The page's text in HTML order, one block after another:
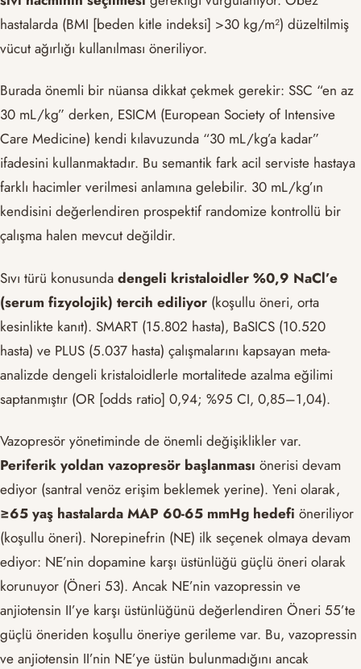
hastalarda (BMI [beden kitle indeksi] >30 kg/m²) düzeltilmiş
vücut ağırlığı kullanılması öneriliyor.
Burada önemli bir nüansa dikkat çekmek gerekir: SSC “en az
30 mL/kg” derken, ESICM (European Society of Intensive
Care Medicine) kendi kılavuzunda “30 mL/kg’a kadar”
ifadesini kullanmaktadır. Bu semantik fark acil serviste hastaya
farklı hacimler verilmesi anlamına gelebilir. 30 mL/kg’ın
kendisini değerlendiren prospektif randomize kontrollü bir
çalışma halen mevcut değildir.
Sıvı türü konusunda dengeli kristaloidler %0,9 NaCl’e
(serum fizyolojik) tercih ediliyor (koşullu öneri, orta
kesinlikte kanıt). SMART (15.802 hasta), BaSICS (10.520
hasta) ve PLUS (5.037 hasta) çalışmalarını kapsayan meta-
analizde dengeli kristaloidlerle mortalitede azalma eğilimi
saptanmıştır (OR [odds ratio] 0,94; %95 CI, 0,85–1,04).
Vazopresör yönetiminde de önemli değişiklikler var.
Periferik yoldan vazopresör başlanması önerisi devam
ediyor (santral venöz erişim beklemek yerine). Yeni olarak,
≥65 yaş hastalarda MAP 60-65 mmHg hedefi öneriliyor
(koşullu öneri). Norepinefrin (NE) ilk seçenek olmaya devam
ediyor: NE’nin dopamine karşı üstünlüğü güçlü öneri olarak
korunuyor (Öneri 53). Ancak NE’nin vazopressin ve
anjiotensin II’ye karşı üstünlüğünü değerlendiren Öneri 55’te
güçlü öneriden koşullu öneriye gerileme var. Bu, vazopressin
ve anjiotensin II’nin NE’ye üstün bulunmadığını ancak